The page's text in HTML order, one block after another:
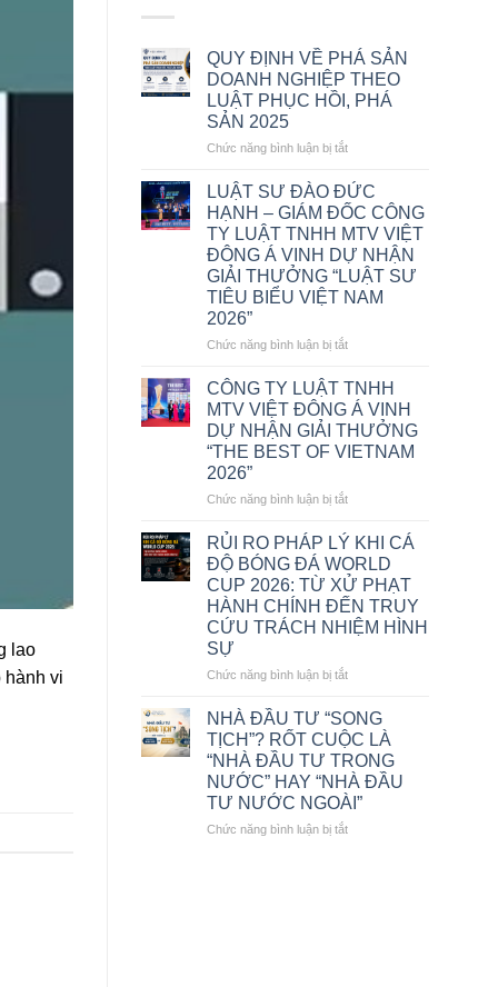
lao
hành vi
QUY ĐỊNH VỀ PHÁ SẢN
DOANH NGHIỆP THEO
LUẬT PHỤC HỒI, PHÁ
SẢN 2025
Chức năng bình luận bị tắtở
ĐỊNH
VỀ
PHÁ
SẢN
DOANH
NGHIỆP
THEO
SẢN
2025
LUẬT SƯ ĐÀO ĐỨC
HẠNH – GIÁM ĐỐC CÔNG
TY LUẬT TNHH MTV VIỆT
ĐÔNG Á VINH DỰ NHẬN
GIẢI THƯỞNG “LUẬT SƯ
TIÊU BIỂU VIỆT NAM
2026”
Chức năng bình luận bị tắtở
SƯ
ĐÀO
ĐỨC
HẠNH
–
ĐỐC
LUẬT
TNHH
MTV
VIỆT
ĐÔNG
DỰ
GIẢI
THƯỞNG
“LUẬT
SƯ
TIÊU
VIỆT
CÔNG TY LUẬT TNHH
MTV VIỆT ĐÔNG Á VINH
DỰ NHẬN GIẢI THƯỞNG
“THE BEST OF VIETNAM
2026”
Chức năng bình luận bị tắtở
TY
LUẬT
TNHH
MTV
VIỆT
ĐÔNG
GIẢI
THƯỞNG
“THE
BEST
OF
2026”
RỦI RO PHÁP LÝ KHI CÁ
ĐỘ BÓNG ĐÁ WORLD
CUP 2026: TỪ XỬ PHẠT
HÀNH CHÍNH ĐẾN TRUY
CỨU TRÁCH NHIỆM HÌNH
SỰ
Chức năng bình luận bị tắtở
RO
PHÁP
LÝ
KHI
CÁ
ĐỘ
BÓNG
NHÀ ĐẦU TƯ “SONG
TỊCH”? RỐT CUỘC LÀ
“NHÀ ĐẦU TƯ TRONG
NƯỚC” HAY “NHÀ ĐẦU
TƯ NƯỚC NGOÀI”
Chức năng bình luận bị tắtở